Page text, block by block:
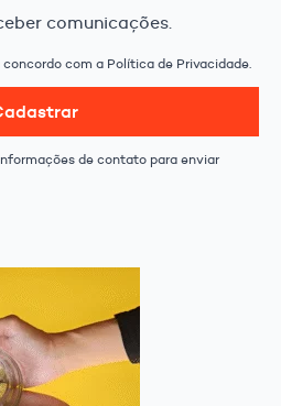
comunicações.
com a Política de Privacidade.
de contato para enviar